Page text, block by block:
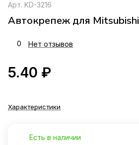
Арт. KD-3216
Автокрепеж для Mitsubishi
0 Нет отзывов
5.40 ₽
Характеристики
Есть в наличии